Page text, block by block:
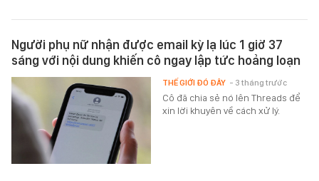
Người phụ nữ nhận được email kỳ lạ lúc 1 giờ 37
sáng với nội dung khiến cô ngay lập tức hoảng loạn
Cô đã chia sẻ nó lên Threads để
xin lời khuyên về cách xử lý.
THẾ GIỚI ĐÓ ĐÂY - 3 tháng trước